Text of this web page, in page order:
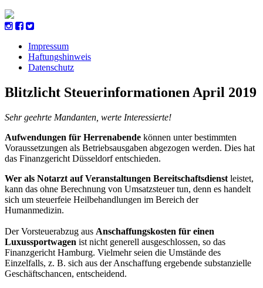
Impressum
Haftungshinweis
Datenschutz
Blitzlicht Steuerinformationen April 2019
Sehr geehrte Mandanten, werte Interessierte!
Aufwendungen für Herrenabende können unter bestimmten
Voraussetzungen als Betriebsausgaben abgezogen werden. Dies hat
das Finanzgericht Düsseldorf entschieden.
Wer als Notarzt auf Veranstaltungen Bereitschaftsdienst leistet,
kann das ohne Berechnung von Umsatzsteuer tun, denn es handelt
sich um steuerfeie Heilbehandlungen im Bereich der
Humanmedizin.
Der Vorsteuerabzug aus Anschaffungskosten für einen
Luxussportwagen ist nicht generell ausgeschlossen, so das
Finanzgericht Hamburg. Vielmehr seien die Umstände des
Einzelfalls, z. B. sich aus der Anschaffung ergebende substanzielle
Geschäftschancen, entscheidend.